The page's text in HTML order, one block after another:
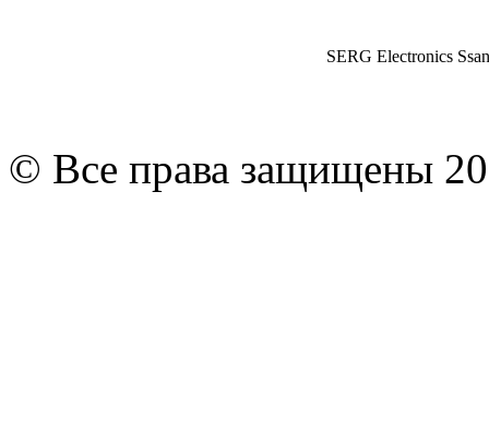
SERG Electronics
© Все права защищены